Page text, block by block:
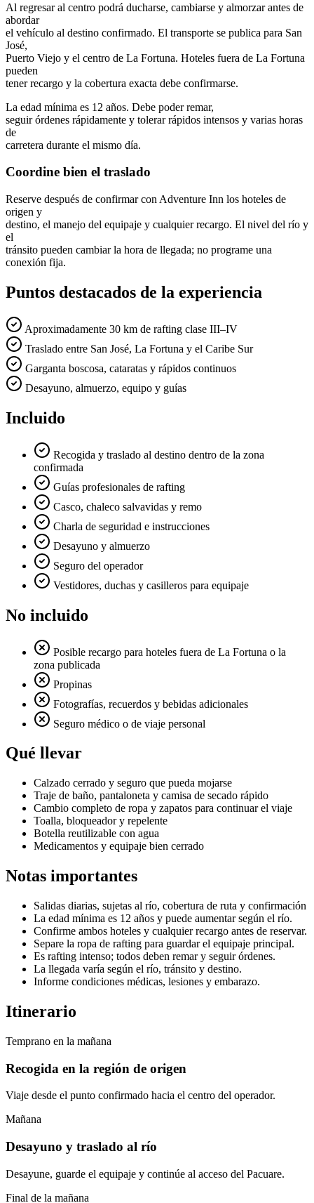
Al regresar al centro podrá ducharse, cambiarse y almorzar antes de
abordar
el vehículo al destino confirmado. El transporte se publica para San
José,
Puerto Viejo y el centro de La Fortuna. Hoteles fuera de La Fortuna
pueden
tener recargo y la cobertura exacta debe confirmarse.
La edad mínima es 12 años. Debe poder remar,
seguir órdenes rápidamente y tolerar rápidos intensos y varias horas
de
carretera durante el mismo día.
Coordine bien el traslado
Reserve después de confirmar con Adventure Inn los hoteles de
origen y
destino, el manejo del equipaje y cualquier recargo. El nivel del río y
el
tránsito pueden cambiar la hora de llegada; no programe una
conexión fija.
Puntos destacados de la experiencia
Aproximadamente 30 km de rafting clase III–IV
Traslado entre San José, La Fortuna y el Caribe Sur
Garganta boscosa, cataratas y rápidos continuos
Desayuno, almuerzo, equipo y guías
Incluido
Recogida y traslado al destino dentro de la zona
confirmada
Guías profesionales de rafting
Casco, chaleco salvavidas y remo
Charla de seguridad e instrucciones
Desayuno y almuerzo
Seguro del operador
Vestidores, duchas y casilleros para equipaje
No incluido
Posible recargo para hoteles fuera de La Fortuna o la
zona publicada
Propinas
Fotografías, recuerdos y bebidas adicionales
Seguro médico o de viaje personal
Qué llevar
Calzado cerrado y seguro que pueda mojarse
Traje de baño, pantaloneta y camisa de secado rápido
Cambio completo de ropa y zapatos para continuar el viaje
Toalla, bloqueador y repelente
Botella reutilizable con agua
Medicamentos y equipaje bien cerrado
Notas importantes
Salidas diarias, sujetas al río, cobertura de ruta y confirmación
La edad mínima es 12 años y puede aumentar según el río.
Confirme ambos hoteles y cualquier recargo antes de reservar.
Separe la ropa de rafting para guardar el equipaje principal.
Es rafting intenso; todos deben remar y seguir órdenes.
La llegada varía según el río, tránsito y destino.
Informe condiciones médicas, lesiones y embarazo.
Itinerario
Temprano en la mañana
Recogida en la región de origen
Viaje desde el punto confirmado hacia el centro del operador.
Mañana
Desayuno y traslado al río
Desayune, guarde el equipaje y continúe al acceso del Pacuare.
Final de la mañana